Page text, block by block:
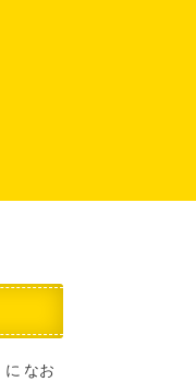
に なお